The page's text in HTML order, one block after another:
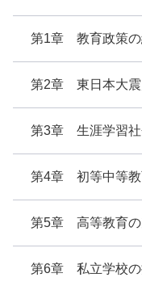
第1章 教育政策の
第2章 東日本大震
第3章 生涯学習社
第4章 初等中等教
第5章 高等教育の
第6章 私立学校の